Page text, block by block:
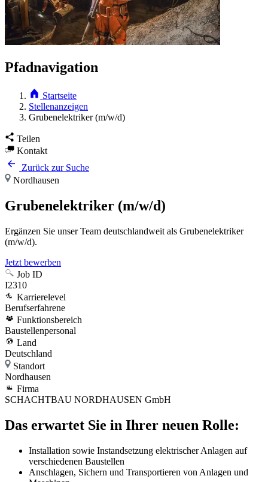
Pfadnavigation
Startseite
Stellenanzeigen
Grubenelektriker (m/w/d)
Teilen
Kontakt
Zurück zur Suche
Nordhausen
Grubenelektriker (m/w/d)
Ergänzen Sie unser Team deutschlandweit als Grubenelektriker
(m/w/d).
Jetzt bewerben
Job ID
I2310
Karrierelevel
Berufserfahrene
Funktionsbereich
Baustellenpersonal
Land
Deutschland
Standort
Nordhausen
Firma
SCHACHTBAU NORDHAUSEN GmbH
Das erwartet Sie in Ihrer neuen Rolle:
Installation sowie Instandsetzung elektrischer Anlagen auf
verschiedenen Baustellen
Anschlagen, Sichern und Transportieren von Anlagen und